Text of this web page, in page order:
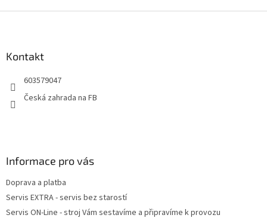
Kontakt
603579047
Česká zahrada na FB
Informace pro vás
Doprava a platba
Servis EXTRA - servis bez starostí
Servis ON-Line - stroj Vám sestavíme a připravíme k provozu